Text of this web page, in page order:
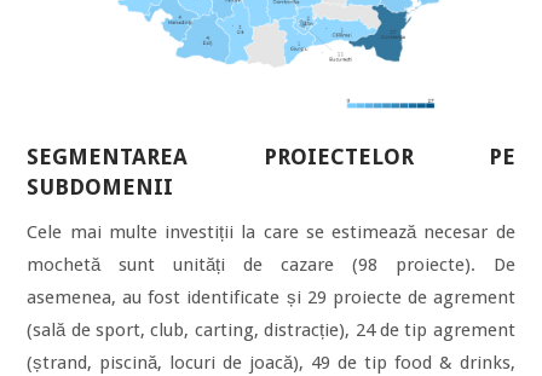
SEGMENTAREA PROIECTELOR PE
SUBDOMENII
Cele mai multe investiții la care se estimează necesar de
mochetă sunt unități de cazare (98 proiecte). De
asemenea, au fost identificate și 29 proiecte de agrement
(sală de sport, club, carting, distracție), 24 de tip agrement
(ștrand, piscină, locuri de joacă), 49 de tip food & drinks,